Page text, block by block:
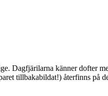
Dagfjärilarna känner dofter
tillbakabildat!) återfinns på